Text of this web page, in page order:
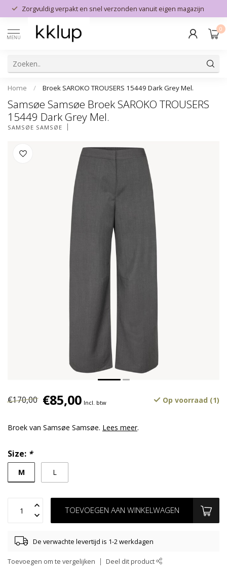
Zorgvuldig verpakt en snel verzonden vanuit eigen magazijn
MENU
0
Home / Broek SAROKO TROUSERS 15449 Dark Grey Mel.
Samsøe Samsøe Broek SAROKO TROUSERS
15449 Dark Grey Mel.
SAMSØE SAMSØE
€170,00 €85,00 Incl. btw Op voorraad (1)
Broek van Samsøe Samsøe. Lees meer.
Size: *
M L
TOEVOEGEN AAN WINKELWAGEN
De verwachte levertijd is 1-2 werkdagen
Toevoegen om te vergelijken Deel dit product